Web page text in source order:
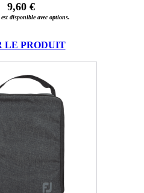
9,60 €
disponible avec options.
LE PRODUIT